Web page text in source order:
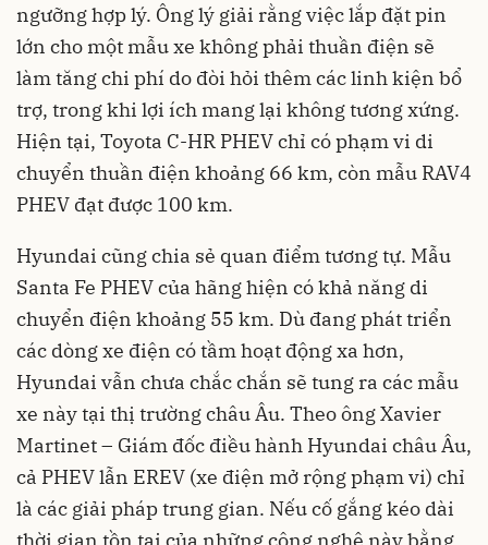
ngưỡng hợp lý. Ông lý giải rằng việc lắp đặt pin
lớn cho một mẫu xe không phải thuần điện sẽ
làm tăng chi phí do đòi hỏi thêm các linh kiện bổ
trợ, trong khi lợi ích mang lại không tương xứng.
Hiện tại, Toyota C-HR PHEV chỉ có phạm vi di
chuyển thuần điện khoảng 66 km, còn mẫu RAV4
PHEV đạt được 100 km.
Hyundai cũng chia sẻ quan điểm tương tự. Mẫu
Santa Fe PHEV của hãng hiện có khả năng di
chuyển điện khoảng 55 km. Dù đang phát triển
các dòng xe điện có tầm hoạt động xa hơn,
Hyundai vẫn chưa chắc chắn sẽ tung ra các mẫu
xe này tại thị trường châu Âu. Theo ông Xavier
Martinet – Giám đốc điều hành Hyundai châu Âu,
cả PHEV lẫn EREV (xe điện mở rộng phạm vi) chỉ
là các giải pháp trung gian. Nếu cố gắng kéo dài
thời gian tồn tại của những công nghệ này bằng